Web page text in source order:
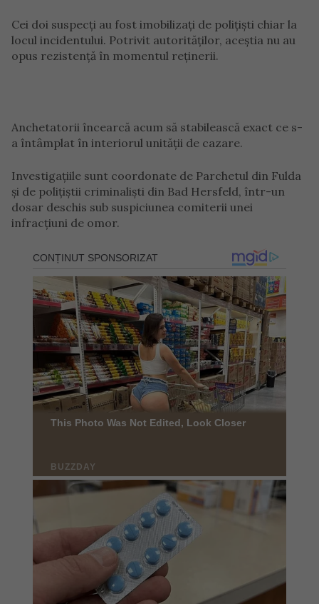
Cei doi suspecți au fost imobilizați de polițiști chiar la
locul incidentului. Potrivit autorităților, aceștia nu au
opus rezistență în momentul reținerii.
Anchetatorii încearcă acum să stabilească exact ce s-
a întâmplat în interiorul unității de cazare.
Investigațiile sunt coordonate de Parchetul din Fulda
și de polițiștii criminaliști din Bad Hersfeld, într-un
dosar deschis sub suspiciunea comiterii unei
infracțiuni de omor.